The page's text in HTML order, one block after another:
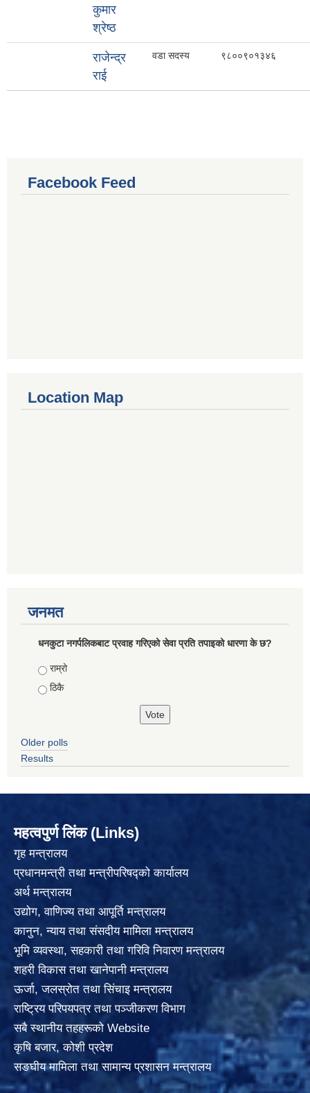
कुमार
श्रेष्ठ
राजेन्द्र
राई
वडा सदस्य ९८००९०१३४६
Facebook Feed
Location Map
जनमत
धनकुटा नगर्पलिकबाट प्रवाह गरिएको सेवा प्रति तपाइको धारणा के छ?
Choices
राम्रो
ठिकै
Older polls
Results
महत्वपुर्ण लिंक (Links)
गृह मन्त्रालय
प्रधानमन्त्री तथा मन्त्रीपरिषद्को कार्यालय
अर्थ मन्त्रालय
उद्योग, वाणिज्य तथा आपूर्ति मन्त्रालय
कानुन, न्याय तथा संसदीय मामिला मन्त्रालय
भूमि व्यवस्था, सहकारी तथा गरिवि निवारण मन्त्रालय
शहरी विकास तथा खानेपानी मन्त्रालय
ऊर्जा, जलस्रोत तथा सिंचाइ मन्त्रालय
राष्ट्रिय परिपयपत्र तथा पञ्जीकरण विभाग
सबै स्थानीय तहहरूको Website
कृषि बजार, कोशी प्रदेश
सङघीय मामिला तथा सामान्य प्रशासन मन्त्रालय